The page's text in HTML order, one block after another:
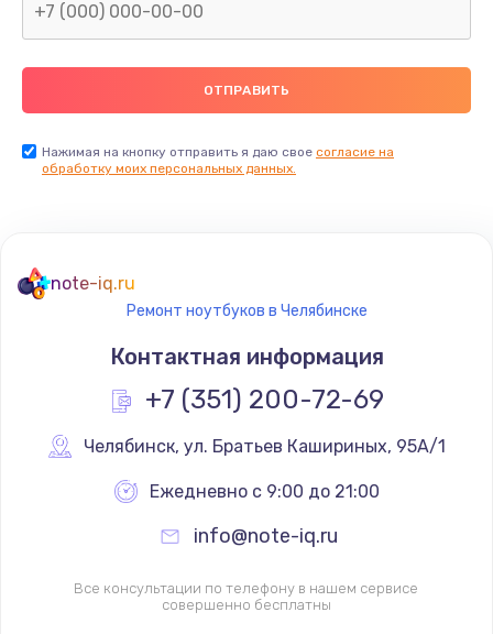
Нажимая на кнопку отправить я даю свое согласие на
обработку моих персональных данных.
note-iq.ru
Ремонт ноутбуков в Челябинске
Контактная информация
+7 (351) 200-72-69
Челябинск, ул. Братьев Кашириных, 95А/1
Ежедневно с 9:00 до 21:00
info@note-iq.ru
Все консультации по телефону в нашем сервисе
совершенно бесплатны